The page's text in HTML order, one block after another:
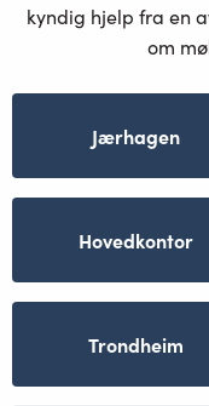
kyndig hjelp fra en
om
Jærhagen
Hovedkontor
Trondheim